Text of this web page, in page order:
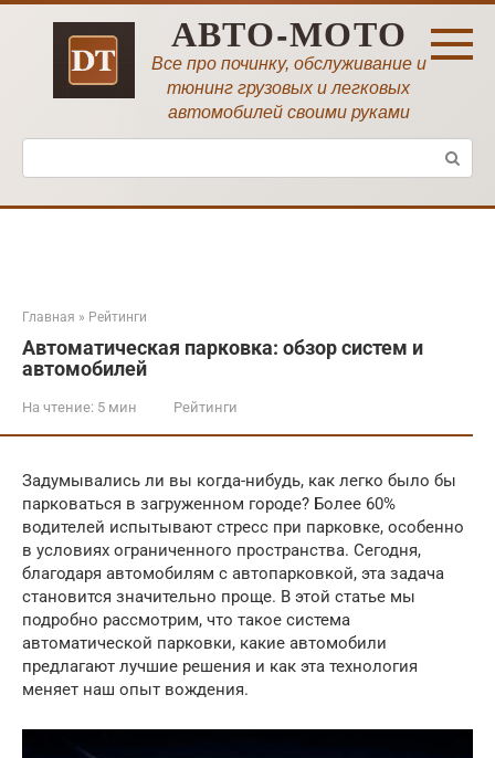
Перейти
АВТО-МОТО
Все про починку, обслуживание и
тюнинг грузовых и легковых
автомобилей своими руками
Поиск:
Главная » Рейтинги
Автоматическая парковка: обзор систем и
автомобилей
На чтение: 5 мин Рейтинги
Задумывались ли вы когда-нибудь, как легко было бы
парковаться в загруженном городе? Более 60%
водителей испытывают стресс при парковке, особенно
в условиях ограниченного пространства. Сегодня,
благодаря автомобилям с автопарковкой, эта задача
становится значительно проще. В этой статье мы
подробно рассмотрим, что такое система
автоматической парковки, какие автомобили
предлагают лучшие решения и как эта технология
меняет наш опыт вождения.